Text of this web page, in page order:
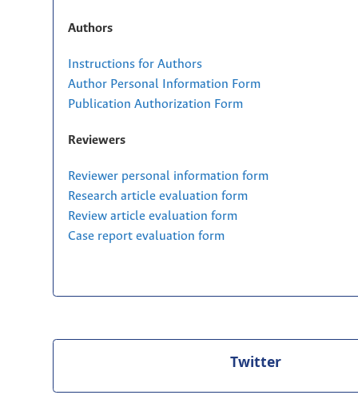
Authors
Instructions for Authors
Author Personal Information Form
Publication Authorization Form
Reviewers
Reviewer personal information form
Research article evaluation form
Review article evaluation form
Case report evaluation form
Twitter